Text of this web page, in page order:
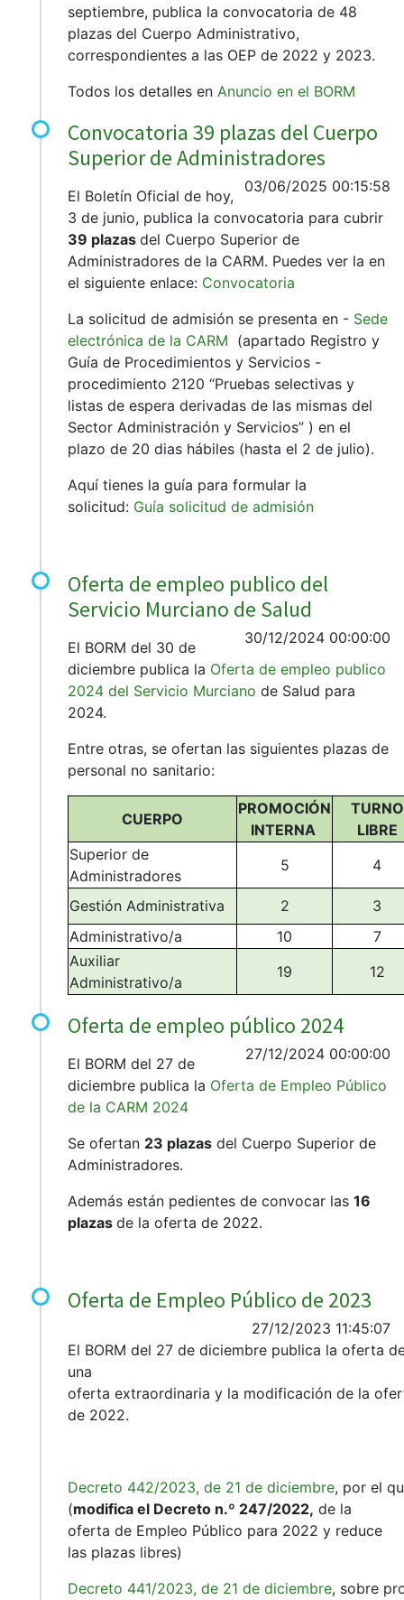
septiembre, publica la convocatoria de 48
plazas del Cuerpo Administrativo,
correspondientes a las OEP de 2022 y 2023.
Todos los detalles en Anuncio en el BORM
Convocatoria 39 plazas del Cuerpo
Superior de Administradores
03/06/2025 00:15:58
El Boletín Oficial de hoy,
3 de junio, publica la convocatoria para cubrir
39 plazas del Cuerpo Superior de
Administradores de la CARM. Puedes ver la en
el siguiente enlace: Convocatoria
La solicitud de admisión se presenta en - Sede
electrónica de la CARM (apartado Registro y
Guía de Procedimientos y Servicios -
procedimiento 2120 “Pruebas selectivas y
listas de espera derivadas de las mismas del
Sector Administración y Servicios” ) en el
plazo de 20 dias hábiles (hasta el 2 de julio).
Aquí tienes la guía para formular la
solicitud: Guía solicitud de admisión
Oferta de empleo publico del
Servicio Murciano de Salud
30/12/2024 00:00:00
El BORM del 30 de
diciembre publica la Oferta de empleo publico
2024 del Servicio Murciano de Salud para
2024.
Entre otras, se ofertan las siguientes plazas de
personal no sanitario:
CUERPO
PROMOCIÓN
INTERNA
TURNO
LIBRE
Superior de
Administradores
5 4
Gestión Administrativa 2
3
Administrativo/a
10
7
Auxiliar
Administrativo/a
19 12
Oferta de empleo público 2024
27/12/2024 00:00:00
El BORM del 27 de
diciembre publica la Oferta de Empleo Público
de la CARM 2024
Se ofertan 23 plazas del Cuerpo Superior de
Administradores.
Además están pedientes de convocar las 16
plazas de la oferta de 2022.
Oferta de Empleo Público de 2023
27/12/2023 11:45:07
El BORM del 27 de diciembre publica la oferta
una
oferta extraordinaria y la modificación de la
de 2022.
Decreto 442/2023, de 21 de diciembre, por el
(modifica el Decreto n.º 247/2022, de la
oferta de Empleo Público para 2022 y reduce
las plazas libres)
Decreto 441/2023, de 21 de diciembre, sobre